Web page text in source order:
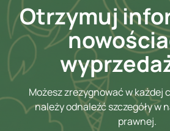
Otrzymuj
Możesz zrezygnować w każdej
należy odnaleźć szczegóły w
prawnej.